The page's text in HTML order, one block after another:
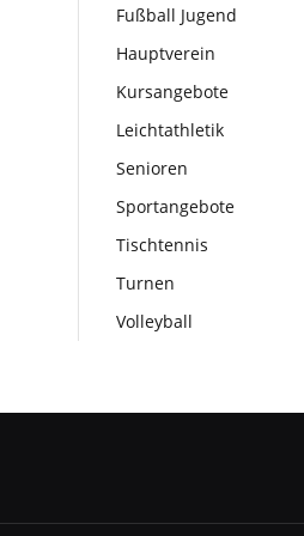
Fußball Jugend
Hauptverein
Kursangebote
Leichtathletik
Senioren
Sportangebote
Tischtennis
Turnen
Volleyball